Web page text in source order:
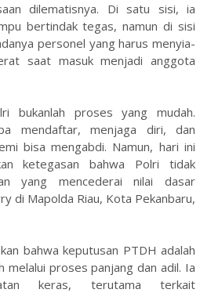
dilematisnya. Di satu sisi, ia
bertindak tegas, namun di sisi
personel yang harus menyia-
saat masuk menjadi anggota
bukanlah proses yang mudah.
mendaftar, menjaga diri, dan
bisa mengabdi. Namun, hari ini
ketegasan bahwa Polri tidak
yang mencederai nilai dasar
di Mapolda Riau, Kota Pekanbaru,
bahwa keputusan PTDH adalah
melalui proses panjang dan adil. Ia
keras, terutama terkait